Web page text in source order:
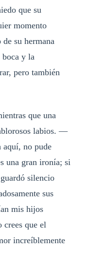
que su
momento
su hermana
boca y la
pero también
que una
labios. —
aquí, no pude
una gran ironía; si
silencio
sus
mis hijos
crees que el
increíblemente